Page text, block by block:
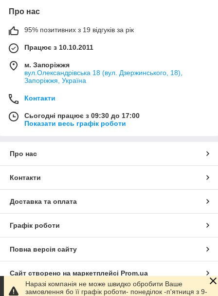
Про нас
95% позитивних з 19 відгуків за рік
Працює з 10.10.2011
м. Запоріжжя
вул.Олександрівська 18 (вул. Дзержинського, 18),
Запоріжжя, Україна
Контакти
Сьогодні працює з 09:30 до 17:00
Показати весь графік роботи
Про нас
Контакти
Доставка та оплата
Графік роботи
Повна версія сайту
Сайт створено на маркетплейсі Prom.ua
Наразі компанія не може швидко обробити Ваше
замовлення бо її графік роботи- понеділок -п'ятниця з 9-